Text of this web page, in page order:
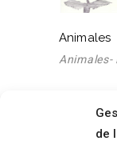
de
Animales
Animales-